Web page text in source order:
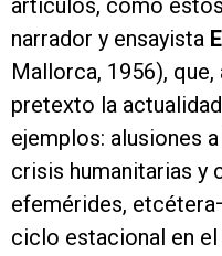
artículos, como
narrador y ensayista
Mallorca, 1956),
pretexto la
ejemplos: alusiones
crisis humanitarias y
efemérides,
ciclo estacional en